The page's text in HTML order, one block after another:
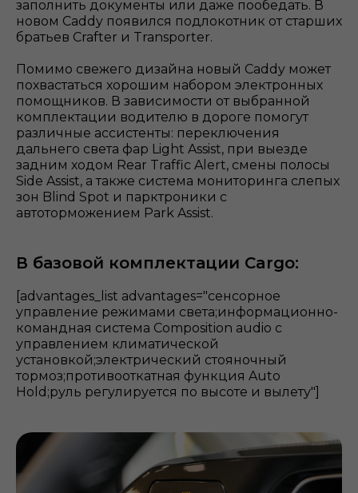
заполнить документы или даже пообедать. В
новом Caddy появился подлокотник от старших
братьев Crafter и Transporter.
Помимо свежего дизайна новый Caddy может
похвастаться хорошим набором электронных
помощников. В зависимости от выбранной
комплектации водителю в дороге помогут
различные ассистенты: переключения
дальнего света фар Light Assist, при выезде
задним ходом Rear Traffic Alert, смены полосы
Side Assist, а также система мониторинга слепых
зон Blind Spot и парктроники с
автоторможением Park Assist.
В базовой комплектации Cargo:
[advantages_list advantages="сенсорное
управление режимами света;информационно-
командная система Composition audio с
управлением климатической
установкой;электрический стояночный
тормоз;противооткатная функция Auto
Hold;руль регулируется по высоте и вылету"]